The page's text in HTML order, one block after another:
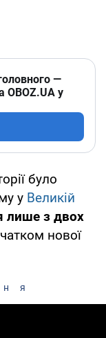
—
OBOZ.UA у
було
у Великій
лише з двох
нової